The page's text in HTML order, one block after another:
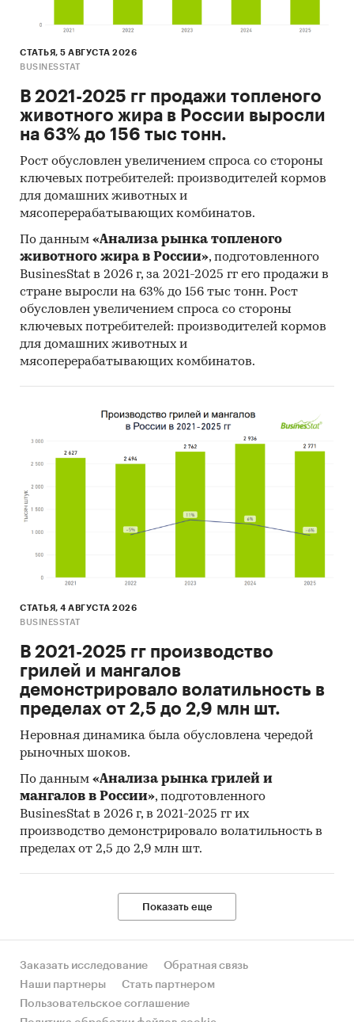
СТАТЬЯ, 5 АВГУСТА 2026
BUSINESSTAT
В 2021-2025 гг продажи топленого
животного жира в России выросли
на 63% до 156 тыс тонн.
Рост обусловлен увеличением спроса со стороны
ключевых потребителей: производителей кормов
для домашних животных и
мясоперерабатывающих комбинатов.
По данным «Анализа рынка топленого
животного жира в России», подготовленного
BusinesStat в 2026 г, за 2021-2025 гг его продажи в
стране выросли на 63% до 156 тыс тонн. Рост
обусловлен увеличением спроса со стороны
ключевых потребителей: производителей кормов
для домашних животных и
мясоперерабатывающих комбинатов.
СТАТЬЯ, 4 АВГУСТА 2026
BUSINESSTAT
В 2021-2025 гг производство
грилей и мангалов
демонстрировало волатильность в
пределах от 2,5 до 2,9 млн шт.
Неровная динамика была обусловлена чередой
рыночных шоков.
По данным «Анализа рынка грилей и
мангалов в России», подготовленного
BusinesStat в 2026 г, в 2021-2025 гг их
производство демонстрировало волатильность в
пределах от 2,5 до 2,9 млн шт.
Показать еще
Заказать исследование
Обратная связь
Наши партнеры
Стать партнером
Пользовательское соглашение